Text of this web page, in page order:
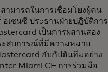
ามารถในการเชื่อมโยงผู้คน
อเซนซี ประธานฝ่ายปฏิบัติการ
เป็นการผสานสอง
ะสบการณ์ที่มีความหมาย
กับกัปตันทีมอย่าง
Miami CF การร่วมมือ